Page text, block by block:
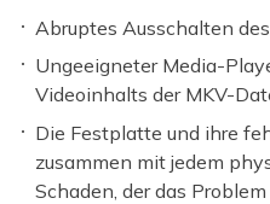
Abruptes Ausschalten
Ungeeigneter Media-
Videoinhalts der MKV-
Die Festplatte und ihre
zusammen mit jedem
Schaden, der das